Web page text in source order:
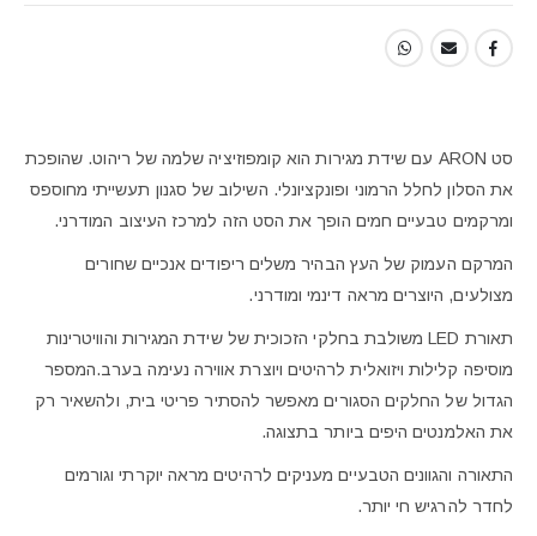
סט ARON עם שידת מגירות הוא קומפוזיציה שלמה של ריהוט. שהופכת
את הסלון לחלל הרמוני ופונקציונלי. השילוב של סגנון תעשייתי מחוספס
ומרקמים טבעיים חמים הופך את הסט הזה למרכז העיצוב המודרני.
המרקם העמוק של העץ הבהיר משלים ריפודים אנכיים שחורים
מצולעים, היוצרים מראה דינמי ומודרני.
תאורת LED משולבת בחלקי הזכוכית של שידת המגירות והוויטרינות
מוסיפה קלילות ויזואלית לרהיטים ויוצרת אווירה נעימה בערב.המספר
הגדול של החלקים הסגורים מאפשר להסתיר פריטי בית, ולהשאיר רק
את האלמנטים היפים ביותר בתצוגה.
התאורה והגוונים הטבעיים מעניקים לרהיטים מראה יוקרתי וגורמים
לחדר להרגיש חי יותר.